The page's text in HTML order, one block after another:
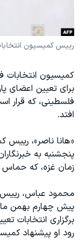
حقوق شهروندی
اقتصادی
اسرائیل در جنگ
گالری عکس
آرشیو پخش زنده
انتخابات ریاست جمهوری
حمله جمهوری اسلامی
ورزش زنان در ایران
اعتراضات زن، زندگی،
مجموعه مستندهای
دادگاه حمید نوری
چهل سال
اعتراضات مردمی آبان ۹۸
اسرائیل در جنگ
نرگس محمدی برنده
زبانهای مختلف
رییس کمیسیون
کمیسیون انتخابات
برای تعیین اعضای
افتد.
«هانا ناصر»، رییس
پنجشنبه به
زمان غزه، که
محمود عباس، رییس
برگزاری انتخابات
رود او پیشنهاد